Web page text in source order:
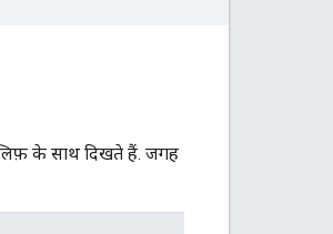
के साथ दिखते हैं. जगह